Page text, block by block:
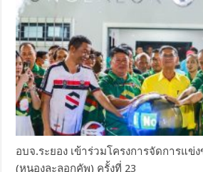
อบจ.ระยอง เข้าร่วมโครงการจัดการแ
(หนองละลอกคัพ) ครั้งที่ 23